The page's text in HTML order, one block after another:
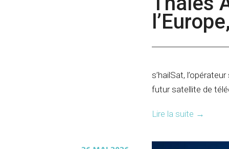
s’hailSat,
futur satellite de
Lire la suite →